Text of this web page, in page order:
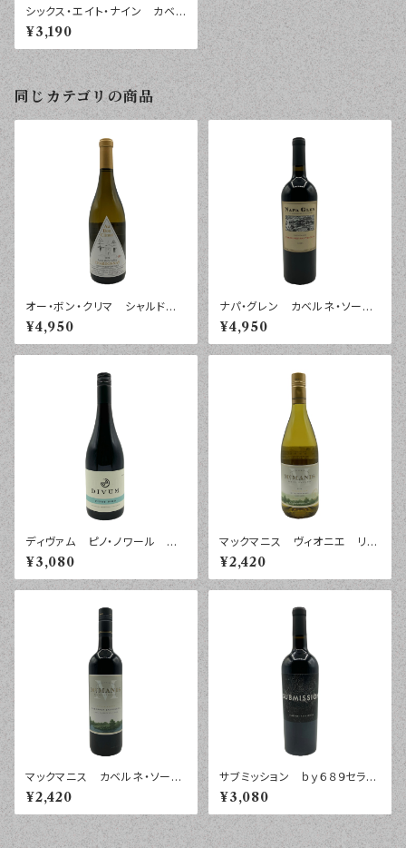
シックス・エイト・ナイン カベル
ネ・ソーヴィニヨン カリフォル
ニア ２０２３年 ７５０ｍｌ
¥3,190
同じカテゴリの商品
オー・ボン・クリマ シャルド
ネ ミッション・ラベル サンタ・
マリア・ヴァレー ２０２４年 ７
５０ｍｌ
¥4,950
ナパ・グレン カベルネ・ソーヴ
ィニヨン ナパ・ヴァレー ２０２
３年 ７５０ｍｌ
¥4,950
ディヴァム ピノ・ノワール モ
ントレー ２０２２年 ７５０ｍｌ
¥3,080
マックマニス ヴィオニエ リヴ
ァー・ジャンクション カリフォ
ルニア ２０２４年 ７５０ｍｌ
¥2,420
マックマニス カベルネ・ソーヴ
ィニヨン ロダイ カリフォルニ
ア ２０２４年 ７５０ｍｌ
¥2,420
サブミッション ｂｙ６８９セラー
ズ カベルネ・ソーヴィニヨン
カリフォルニア ２０２２年 ７５
０ｍｌ
¥3,080